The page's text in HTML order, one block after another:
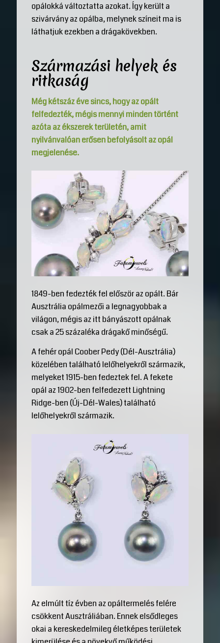
opálokká változtatta azokat. Így került a
szivárvány az opálba, melynek színeit ma is
láthatjuk ezekben a drágakövekben.
Származási helyek és
ritkaság
Még kétszáz éve sincs, hogy az opált
felfedezték, mégis mennyi minden történt
azóta az ékszerek területén, amit
nyilvánvalóan erősen befolyásolt az opál
megjelenése.
1849-ben fedezték fel először az opált. Bár
Ausztrália opálmezői a legnagyobbak a
világon, mégis az itt bányászott opálnak
csak a 25 százaléka drágakő minőségű.
A fehér opál Coober Pedy (Dél-Ausztrália)
közelében található lelőhelyekről származik,
melyeket 1915-ben fedeztek fel. A fekete
opál az 1902-ben felfedezett Lightning
Ridge-ben (Új-Dél-Wales) található
lelőhelyekről származik.
Az elmúlt tíz évben az opáltermelés felére
csökkent Ausztráliában. Ennek elsődleges
okai a kereskedelmileg életképes területek